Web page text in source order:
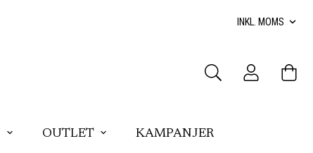
OUTLET KAMPANJER